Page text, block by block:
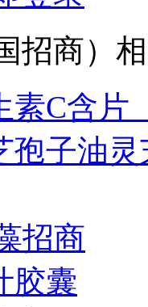
招商）
素C含片
孢子油
招商
胶囊